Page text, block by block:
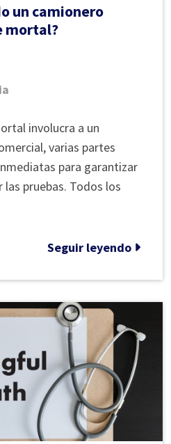
un camionero
mortal?
involucra a un
varias partes
para garantizar
las pruebas. Todos los
Seguir leyendo